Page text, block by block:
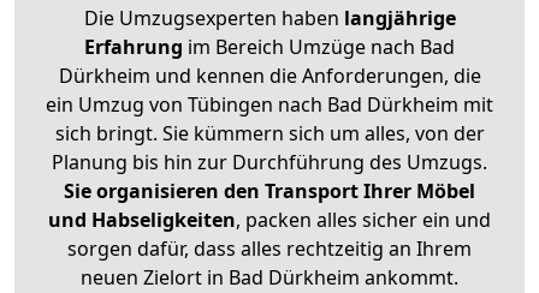
Die Umzugsexperten haben langjährige
Erfahrung im Bereich Umzüge nach Bad
Dürkheim und kennen die Anforderungen, die
ein Umzug von Tübingen nach Bad Dürkheim mit
sich bringt. Sie kümmern sich um alles, von der
Planung bis hin zur Durchführung des Umzugs.
Sie organisieren den Transport Ihrer Möbel
und Habseligkeiten, packen alles sicher ein und
sorgen dafür, dass alles rechtzeitig an Ihrem
neuen Zielort in Bad Dürkheim ankommt.